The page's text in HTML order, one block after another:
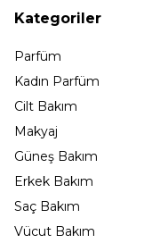
Kategoriler
Parfüm
Kadın Parfüm
Cilt Bakım
Makyaj
Güneş Bakım
Erkek Bakım
Saç Bakım
Vücut Bakım